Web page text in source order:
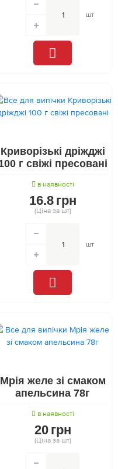
шт
Криворізькі дріжджі
100 г свіжі пресовані
в наявності
16.8 грн
(Ціна за шт)
шт
Мрія желе зі смаком
апельсина 78г
в наявності
20 грн
(Ціна за шт)